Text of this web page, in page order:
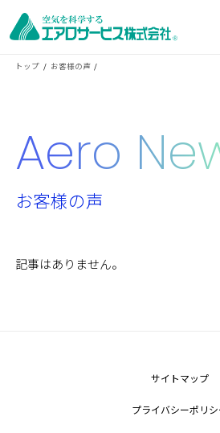
トップ お客様の声
Aero
お客様の声
記事はありません。
サイトマップ
プライバシーポリシ